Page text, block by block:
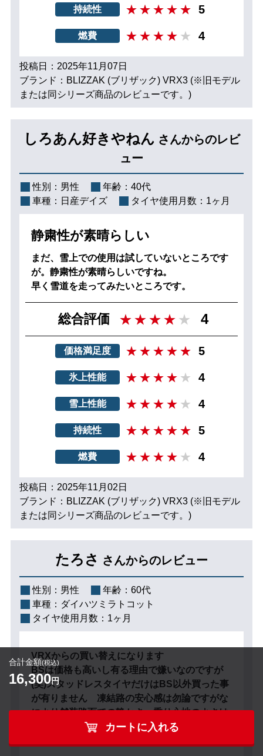
合計金額(税込)
16,300円
カートに入れる
持続性 5
燃費 4
投稿日：2025年11月07日
ブランド：BLIZZAK (ブリザック) VRX3 (※旧モデル
または同シリーズ商品のレビューです。)
しろあん好きやねん さんからのレビ
ュー
性別： 男性 年齢： 40代
車種： 日産デイズ タイヤ使用月数： 1ヶ月
静粛性が素晴らしい
まだ、雪上での使用は試していないところです
が。静粛性が素晴らしいですね。
早く雪道を走ってみたいところです。
総合評価 4
価格満足度 5
氷上性能 4
雪上性能 4
持続性 5
燃費 4
投稿日：2025年11月02日
ブランド：BLIZZAK (ブリザック) VRX3 (※旧モデル
または同シリーズ商品のレビューです。)
たろさ さんからのレビュー
性別： 男性 年齢： 60代
車種： ダイハツミラトコット
タイヤ使用月数： 1ヶ月
VRXからの買い替えになります
BSは価格も高いし有る理由で嫌いなのですが
(笑)スタッドレスタイヤだけはBS以外買った事
が有りません 凍結路の安心感は勿論ですがな
により舗装路面での静かさ、乗り心地のよさは
他に代え難いものがありますね 下手な夏タイ